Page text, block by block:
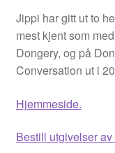
Arne W.
Álvaro
Jippi har gitt ut to
mest kjent som
Dongery, og på
Conversation ut i
Hjemmeside.
Bestill utgivelser